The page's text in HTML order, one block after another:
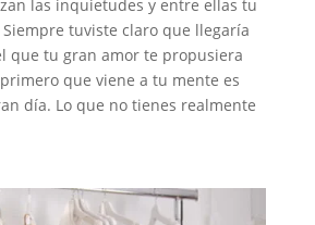
las inquietudes y entre ellas tu
tuviste claro que llegaría
que tu gran amor te propusiera
que viene a tu mente es
día. Lo que no tienes realmente